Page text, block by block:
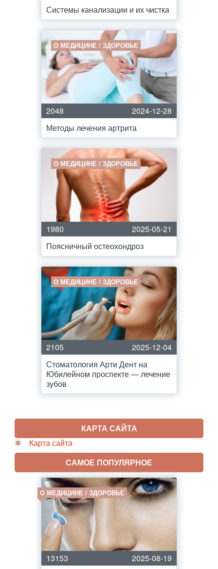
Системы канализации и их чистка
О МЕДИЦИНЕ / ЗДОРОВЬЕ
2048
2024-12-28
Методы лечения артрита
О МЕДИЦИНЕ / ЗДОРОВЬЕ
1980
2025-05-21
Поясничный остеохондроз
О МЕДИЦИНЕ / ЗДОРОВЬЕ
2105
2025-12-04
Стоматология Арти Дент на
Юбилейном проспекте — лечение
зубов
КАРТА САЙТА
Карта сайта
САМОЕ ПОПУЛЯРНОЕ
О МЕДИЦИНЕ / ЗДОРОВЬЕ
13153
2025-08-19